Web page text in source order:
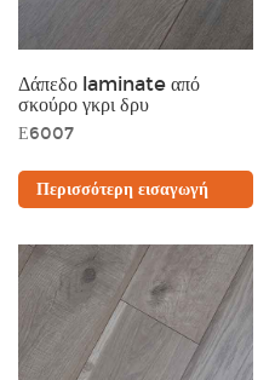
Δάπεδο laminate από
σκούρο γκρι δρυ
Ε6007
Περισσότερη εισαγωγή